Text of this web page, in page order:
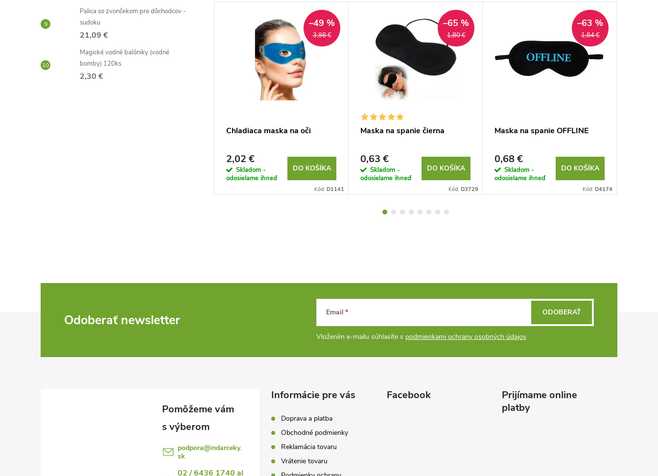
Palica so zvončekom pre dôchodcov -
sudoku
21,09 €
Magické vodné balóniky (vodné
bomby) 120ks
2,30 €
–28 %
3,98 €
–49 %
Chladiaca maska ​​na oči
2,02 €
Skladom -
odosielame ihneď
DO KOŠÍKA
Kód: D1141
1,80 €
–65 %
Maska na spanie čierna
0,63 €
Skladom -
odosielame ihneď
DO KOŠÍKA
Kód: D3729
1,84 €
–63 %
Maska na spanie OFFLINE
0,68 €
Skladom -
odosielame ihneď
DO KOŠÍKA
Kód: D4174
Odoberať newsletter Email
Vložením e-mailu súhlasíte s podmienkami ochrany osobných údajov
ODOBERAŤ
podpora@indarceky.
sk
02 / 6436 1740 al
Informácie pre vás
Doprava a platba
Obchodné podmienky
Reklamácia tovaru
Vrátenie tovaru
Facebook
Prijímame online
platby